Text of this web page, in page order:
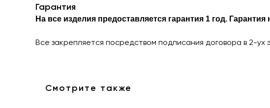
Гарантия
На все изделия предоставляется гарантия 1 год.
Все закрепляется посредством подписания договора в 2-ух
Смотрите также